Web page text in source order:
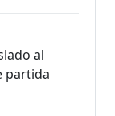
al
partida